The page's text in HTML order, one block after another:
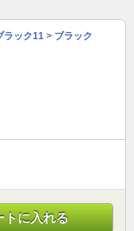
ック11 > ブラック
トに入れる